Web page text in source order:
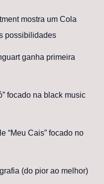
mostra um Cola
possibilidades
ganha primeira
focado na black music
“Meu Cais” focado no
(do pior ao melhor)